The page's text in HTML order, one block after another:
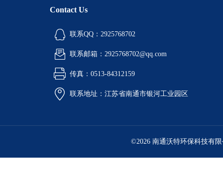
Contact Us
联系QQ：2925768702
联系邮箱：2925768702@qq.com
传真：0513-84312159
联系地址：江苏省南通市银河工业园区
©2026 南通沃特环保科技有